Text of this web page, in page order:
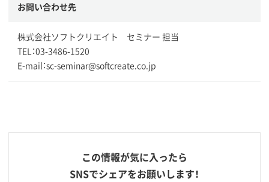
お問い合わせ先
株式会社ソフトクリエイト セミナー 担当
TEL：03-3486-1520
E-mail：sc-seminar@softcreate.co.jp
この情報が気に入ったら
SNSでシェアをお願いします！